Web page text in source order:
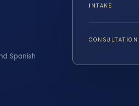
Spanish
INTAKE
CONSULTATION